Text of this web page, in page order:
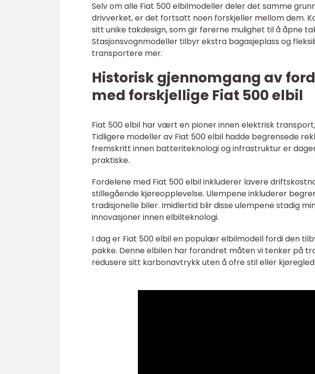
Selv om alle Fiat 500 elbilmodeller deler det samme
drivverket, er det fortsatt noen forskjeller mellom dem.
sitt unike takdesign, som gir førerne mulighet til å åpne
Stasjonsvognmodeller tilbyr ekstra bagasjeplass og
transportere mer.
Historisk gjennomgang av
med forskjellige Fiat 500 elbil
Fiat 500 elbil har vært en pioner innen elektrisk
Tidligere modeller av Fiat 500 elbil hadde begrensede
fremskritt innen batteriteknologi og infrastruktur er
praktiske.
Fordelene med Fiat 500 elbil inkluderer lavere
stillegående kjøreopplevelse. Ulempene inkluderer
tradisjonelle biler. Imidlertid blir disse ulempene stadig
innovasjoner innen elbilteknologi.
I dag er Fiat 500 elbil en populær elbilmodell fordi den
pakke. Denne elbilen har forandret måten vi tenker på
redusere sitt karbonavtrykk uten å ofre stil eller